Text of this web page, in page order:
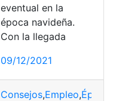
eventual en la
época navideña.
Con la llegada
09/12/2021
Consejos,Empleo,Época